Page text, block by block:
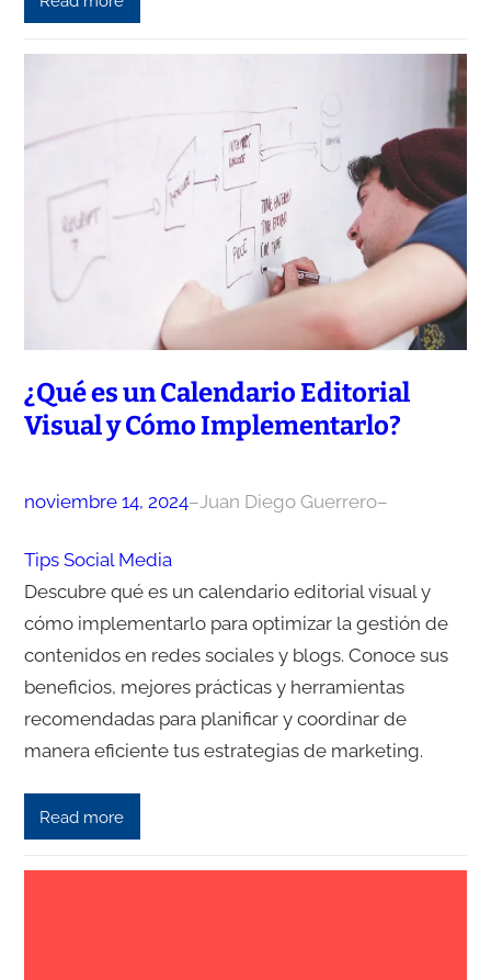
¿Qué es un Calendario Editorial
Visual y Cómo Implementarlo?
noviembre 14, 2024–Juan Diego Guerrero–
Tips Social Media
Descubre qué es un calendario editorial visual y
cómo implementarlo para optimizar la gestión de
contenidos en redes sociales y blogs. Conoce sus
beneficios, mejores prácticas y herramientas
recomendadas para planificar y coordinar de
manera eficiente tus estrategias de marketing.
Read more